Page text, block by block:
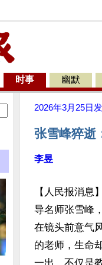
时事 幽默
2026年3月25日
张雪峰猝逝
李昱
【人民报消息
导名师张雪峰
在镜头前意气
的老师，生命